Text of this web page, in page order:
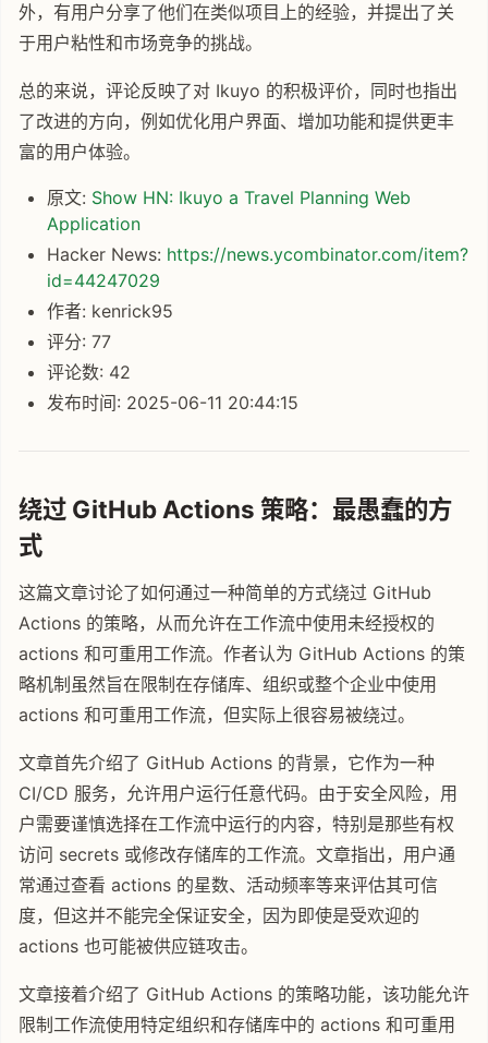
外，有用户分享了他们在类似项目上的经验，并提出了关
于用户粘性和市场竞争的挑战。
总的来说，评论反映了对 Ikuyo 的积极评价，同时也指出
了改进的方向，例如优化用户界面、增加功能和提供更丰
富的用户体验。
原文: Show HN: Ikuyo a Travel Planning Web
Application
Hacker News: https://news.ycombinator.com/item?
id=44247029
作者: kenrick95
评分: 77
评论数: 42
发布时间: 2025-06-11 20:44:15
绕过 GitHub Actions 策略：最愚蠢的方
式
这篇文章讨论了如何通过一种简单的方式绕过 GitHub
Actions 的策略，从而允许在工作流中使用未经授权的
actions 和可重用工作流。作者认为 GitHub Actions 的策
略机制虽然旨在限制在存储库、组织或整个企业中使用
actions 和可重用工作流，但实际上很容易被绕过。
文章首先介绍了 GitHub Actions 的背景，它作为一种
CI/CD 服务，允许用户运行任意代码。由于安全风险，用
户需要谨慎选择在工作流中运行的内容，特别是那些有权
访问 secrets 或修改存储库的工作流。文章指出，用户通
常通过查看 actions 的星数、活动频率等来评估其可信
度，但这并不能完全保证安全，因为即使是受欢迎的
actions 也可能被供应链攻击。
文章接着介绍了 GitHub Actions 的策略功能，该功能允许
限制工作流使用特定组织和存储库中的 actions 和可重用